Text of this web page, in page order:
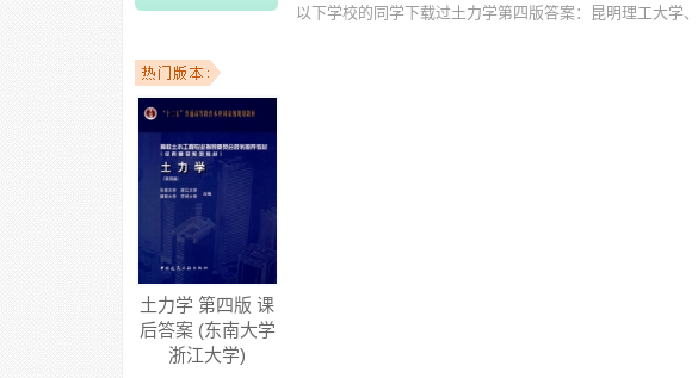
以下学校的同学下载过土力学第四版答案：昆明理工大学
土力学 第四版 课
后答案 (东南大学
浙江大学)